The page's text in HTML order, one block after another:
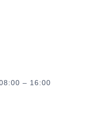
– 16:00